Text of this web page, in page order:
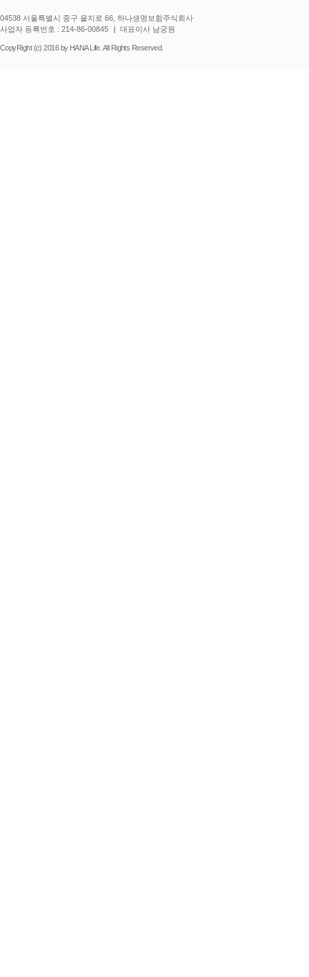
04538 서울특별시 중구 을지로 66, 하나생명보험주식회사
사업자 등록번호 : 214-86-00845
대표이사 남궁원
CopyRight (c) 2016 by HANA Life. All Rights Reserved.